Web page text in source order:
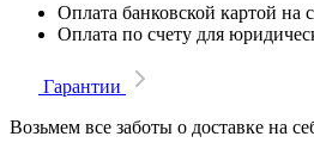
Оплата банковской картой на
Оплата по счету для
Гарантии
Возьмем все заботы о доставке на